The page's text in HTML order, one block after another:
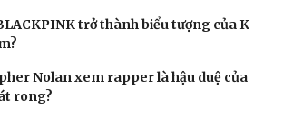
trở thành biểu tượng của K-
Nolan xem rapper là hậu duệ của
rong?